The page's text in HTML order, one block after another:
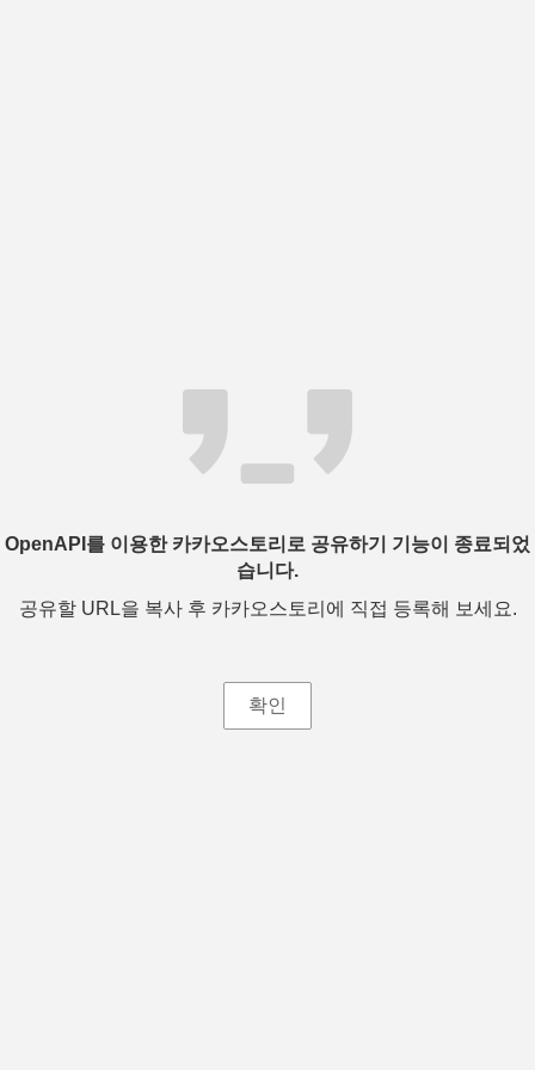
OpenAPI를 이용한 카카오스토리로 공유하기 기능이 종료되었
습니다.
공유할 URL을 복사 후 카카오스토리에 직접 등록해 보세요.
확인